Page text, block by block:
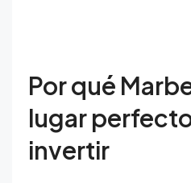
Por qué
lugar
invertir